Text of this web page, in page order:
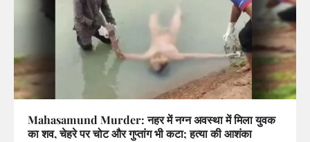
Mahasamund Murder: नहर में नग्न अवस्था में मिला युवक
का शव, चेहरे पर चोट और गुप्तांग भी कटा; हत्या की आशंका